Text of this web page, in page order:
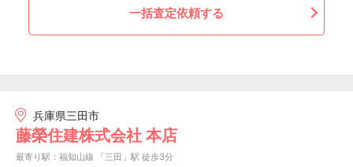
一括査定依頼する
兵庫県三田市
藤榮住建株式会社 本店
最寄り駅：福知山線 「三田」駅 徒歩3分